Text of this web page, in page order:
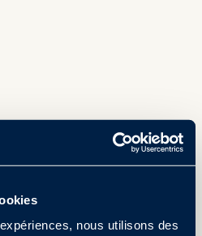
nous utilisons des